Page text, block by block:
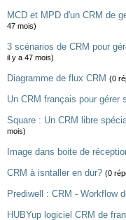
MCD et MPD d'un CRM de
47 mois)
3 scénarios de CRM pour
il y a 47 mois)
Diagramme de flux CRM (0
Un CRM français pour gérer
Square : Un CRM libre
mois)
Image dans boite de
CRM à isntaller en dur? (0
Prediwell : CRM - Workflow
HUBYup logiciel CRM de